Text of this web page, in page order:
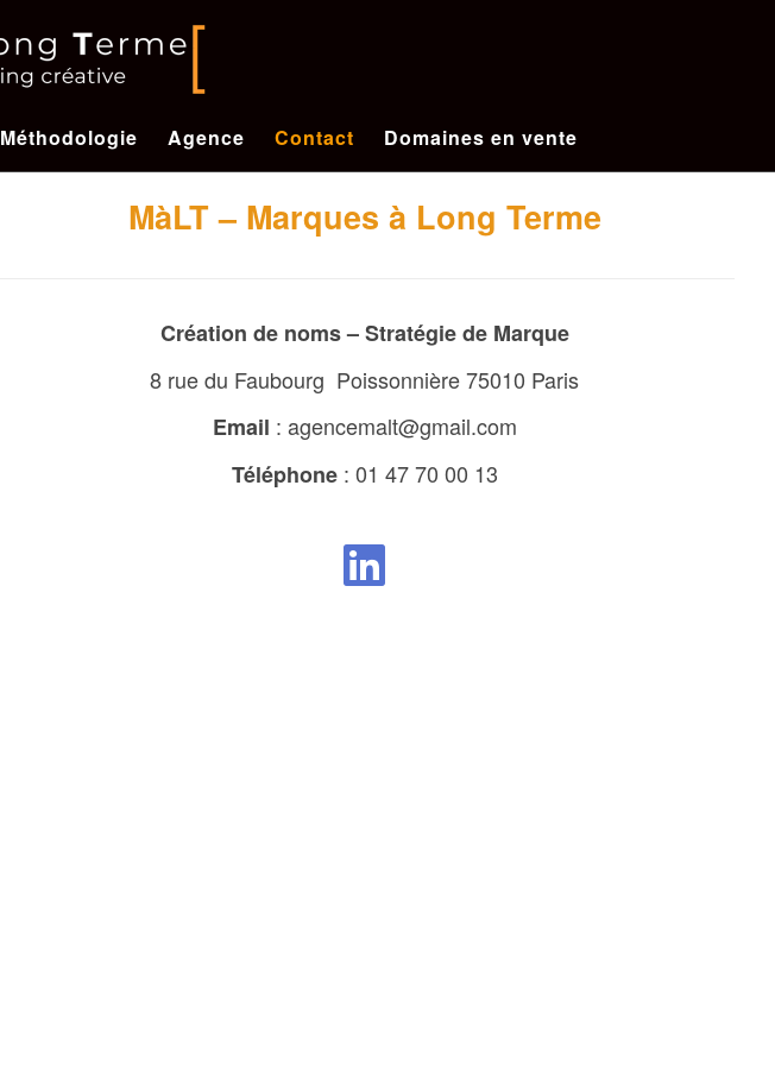
Méthodologie Agence Contact Domaines en vente
MàLT – Marques à Long Terme
Création de noms – Stratégie de Marque
8 rue du Faubourg Poissonnière 75010 Paris
Email : agencemalt@gmail.com
Téléphone : 01 47 70 00 13